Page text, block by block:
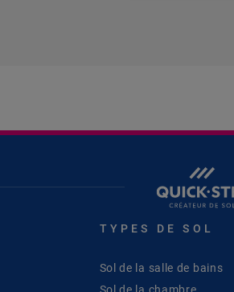
TYPES DE SOL
Sol de la salle de bains